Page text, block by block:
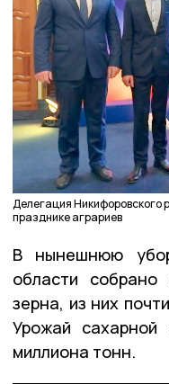
Делегация Никифоровского
празднике аграриев
В нынешнюю
области
зерна, из них
Урожай
миллиона тонн.